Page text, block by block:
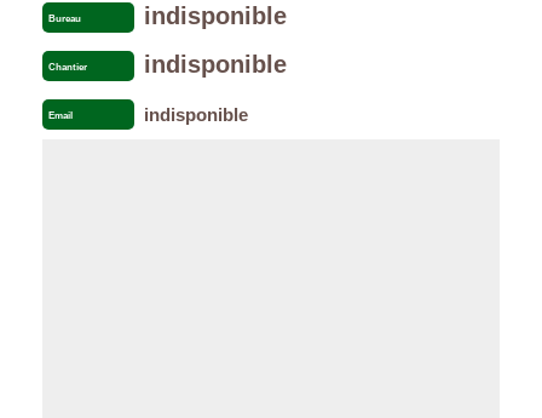
Bureau indisponible
Chantier indisponible
Email indisponible